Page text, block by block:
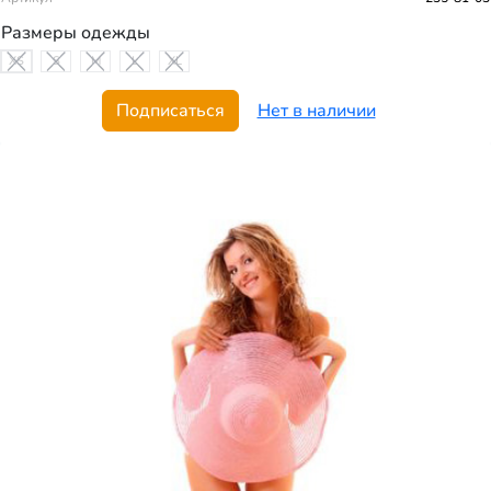
Размеры одежды
XS S M L XL
Подписаться Нет в наличии